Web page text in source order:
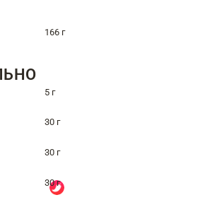
166 г
5 г
30 г
30 г
30 г